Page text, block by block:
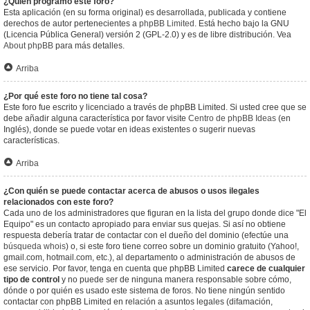
Esta aplicación (en su forma original) es desarrollada, publicada y contiene
derechos de autor pertenecientes a phpBB Limited . Está hecho bajo la GNU
(Licencia Pública General) versión 2 (GPL-2.0) y es de libre distribución. Vea
About phpBB para más detalles.
Arriba
¿Por qué este foro no tiene tal cosa?
Este foro fue escrito y licenciado a través de phpBB Limited. Si usted cree que se
debe añadir alguna característica por favor visite Centro de phpBB Ideas (en
Inglés), donde se puede votar en ideas existentes o sugerir nuevas
características.
Arriba
¿Con quién se puede contactar acerca de abusos o usos ilegales
relacionados con este foro?
Cada uno de los administradores que figuran en la lista del grupo donde dice "El
Equipo" es un contacto apropiado para enviar sus quejas. Si así no obtiene
respuesta debería tratar de contactar con el dueño del dominio (efectúe una
búsqueda whois) o, si este foro tiene correo sobre un dominio gratuito (Yahoo!,
gmail.com, hotmail.com, etc.), al departamento o administración de abusos de
ese servicio. Por favor, tenga en cuenta que phpBB Limited carece de cualquier
tipo de control y no puede ser de ninguna manera responsable sobre cómo,
dónde o por quién es usado este sistema de foros. No tiene ningún sentido
contactar con phpBB Limited en relación a asuntos legales (difamación,